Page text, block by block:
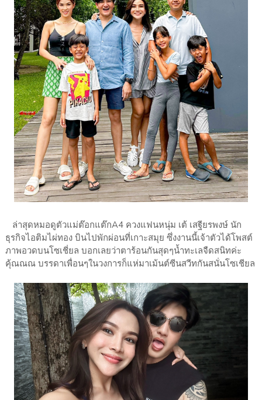
ล่าสุดหมอดูตัวแม่ต๊อกแต๊กA4 ควงแฟนหนุ่ม เต้ เสฐียรพงษ์ นัก
ธุรกิจไอติมไผ่ทอง บินไปพักผ่อนที่เกาะสมุย ซึ่งงานนี้เจ้าตัวได้โพสต์
ภาพอวดบนโซเชี่ยล บอกเลยว่าตาร้อนกันสุดๆน้ำทะเลจืดสนิทค่ะ
คุ้ณณณ บรรดาเพื่อนๆในวงการก็แห่มาเม้นต์ซีนสวีทกันสนั่นโซเชียล